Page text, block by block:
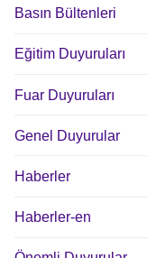
Basın Bültenleri
Eğitim Duyuruları
Fuar Duyuruları
Genel Duyurular
Haberler
Haberler-en